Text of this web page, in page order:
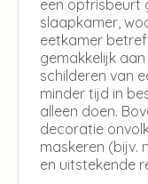
een opfrisbeurt
slaapkamer,
eetkamer
gemakkelijk
schilderen van
minder tijd in
alleen doen.
decoratie
maskeren (bijv.
en uitstekende